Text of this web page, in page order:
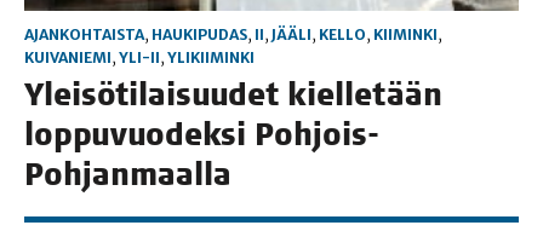
AJANKOHTAISTA, HAUKIPUDAS, II, JÄÄLI, KELLO, KIIMINKI,
KUIVANIEMI, YLI-II, YLIKIIMINKI
Ylei­sö­ti­lai­suu­det kiel­le­tään
lop­pu­vuo­dek­si Pohjois-
Pohjanmaalla